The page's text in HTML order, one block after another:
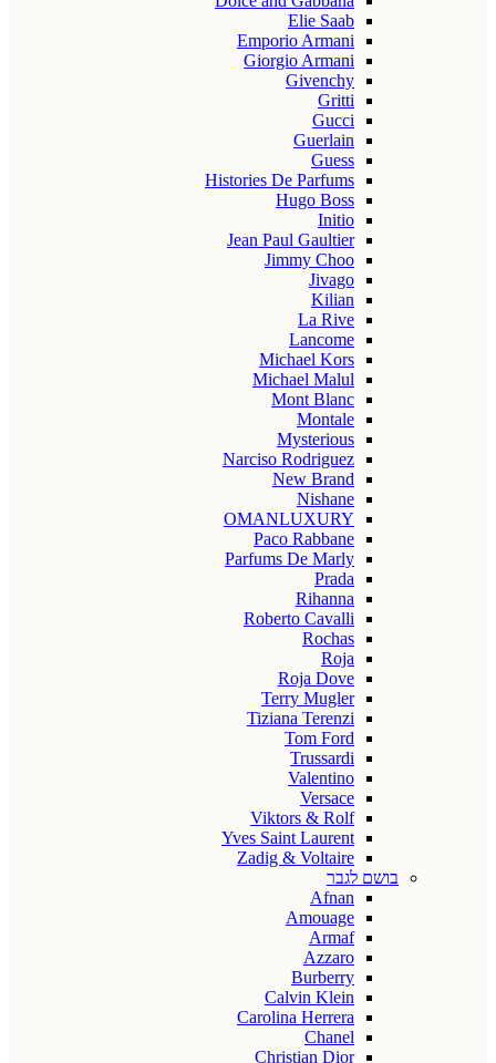
Elie Saab
Emporio Armani
Giorgio Armani
Givenchy
Gritti
Gucci
Guerlain
Guess
Histories De Parfums
Hugo Boss
Initio
Jean Paul Gaultier
Jimmy Choo
Jivago
Kilian
La Rive
Lancome
Michael Kors
Michael Malul
Mont Blanc
Montale
Mysterious
Narciso Rodriguez
New Brand
Nishane
OMANLUXURY
Paco Rabbane
Parfums De Marly
Prada
Rihanna
Roberto Cavalli
Rochas
Roja
Roja Dove
Terry Mugler
Tiziana Terenzi
Tom Ford
Trussardi
Valentino
Versace
Viktors & Rolf
Yves Saint Laurent
Zadig & Voltaire
בושם לגבר
Afnan
Amouage
Armaf
Azzaro
Burberry
Calvin Klein
Carolina Herrera
Chanel
Christian Dior